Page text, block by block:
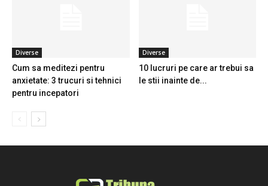
Diverse
Cum sa meditezi pentru
anxietate: 3 trucuri si tehnici
pentru incepatori
Diverse
10 lucruri pe care ar trebui sa
le stii inainte de...